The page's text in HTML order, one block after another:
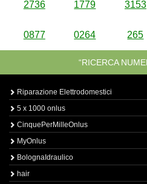
2736 1779 3153
0877 0264 265
“RICERCA
Riparazione Elettrodomestici
5 x 1000 onlus
CinquePerMilleOnlus
MyOnlus
BolognaIdraulico
hair